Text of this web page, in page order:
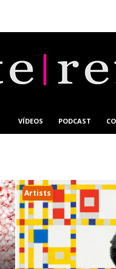
VÍDEOS PODCAST
Artists